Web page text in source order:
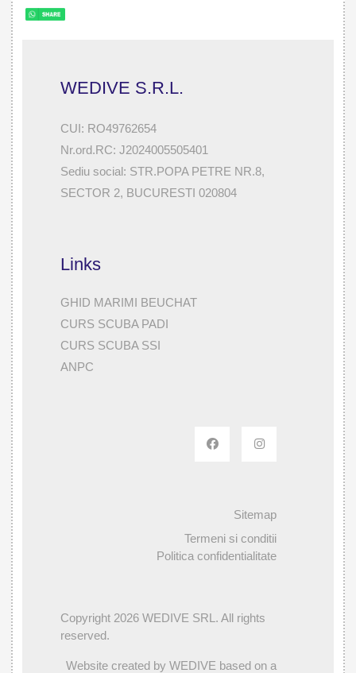
WEDIVE S.R.L.
CUI: RO49762654
Nr.ord.RC: J2024005505401
Sediu social: STR.POPA PETRE NR.8,
SECTOR 2, BUCURESTI 020804
Links
GHID MARIMI BEUCHAT
CURS SCUBA PADI
CURS SCUBA SSI
ANPC
Sitemap
Termeni si conditii
Politica confidentialitate
Copyright 2026 WEDIVE SRL. All rights
reserved.
Website created by WEDIVE based on a